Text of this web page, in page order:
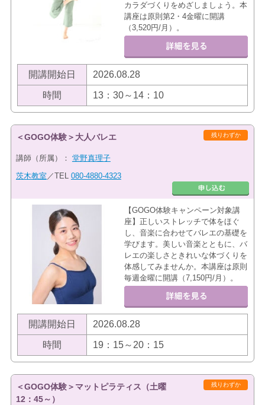
カラダづくりをめざしましょう。本
講座は原則第2・4金曜に開講
（3,520円/月）。
開講開始日 2026.08.28
時間 13：30～14：10
残りわずか
＜GOGO体験＞大人バレエ
講師（所属）： 堂野真理子
茨木教室 ／TEL 080-4880-4323
【GOGO体験キャンペーン対象講
座】正しいストレッチで体をほぐ
し、音楽に合わせてバレエの基礎を
学びます。美しい音楽とともに、バ
レエの楽しさときれいな体づくりを
体感してみませんか。本講座は原則
毎週金曜に開講（7,150円/月）。
開講開始日 2026.08.28
時間 19：15～20：15
残りわずか
＜GOGO体験＞マットピラティス（土曜
12：45～）